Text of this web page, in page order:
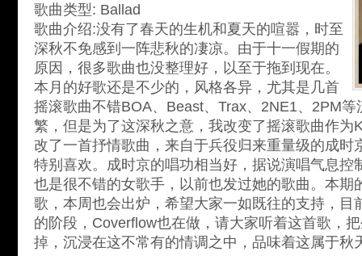
歌曲类型: Ballad
歌曲介绍:没有了春天的生机和夏天的喧嚣，时至
深秋不免感到一阵悲秋的凄凉。由于十一假期的
原因，很多歌曲也没整理好，以至于拖到现在。
本月的好歌还是不少的，风格各异，尤其是几首
摇滚歌曲不错BOA、Beast、Trax、2NE1、2PM
繁，但是为了这深秋之意，我改变了摇滚歌曲作为
改了一首抒情歌曲，来自于兵役归来重量级的成时
特别喜欢。成时京的唱功相当好，据说演唱气息控
也是很不错的女歌手，以前也发过她的歌曲。本期
歌，本周也会出炉，希望大家一如既往的支持，目
的阶段，Coverflow也在做，请大家听着这首歌，
掉，沉浸在这不常有的情调之中，品味着这属于秋